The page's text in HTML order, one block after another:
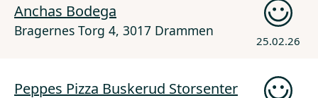
Anchas Bodega
Bragernes Torg 4, 3017 Drammen
25.02.26
Peppes Pizza Buskerud Storsenter